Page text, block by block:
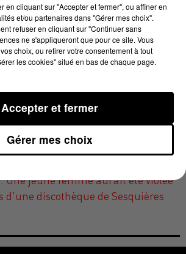
elle aurait en réalité consenti
près de la discothèque « Le Nine »
ensuite pas assumé face aux
nous indique une
médecin-légiste, comme le prévoit
ouverte par le parquet de
close.
Une jeune femme aurait été violée
d'une discothèque de Sesquières
en cliquant sur "Accepter et fermer", ou affiner en
et/ou partenaires dans "Gérer mes choix".
refuser en cliquant sur "Continuer sans
ne s'appliqueront que pour ce site. Vous
choix, ou retirer votre consentement à tout
les cookies" situé en bas de chaque page.
Gérer mes choix
Accepter et fermer